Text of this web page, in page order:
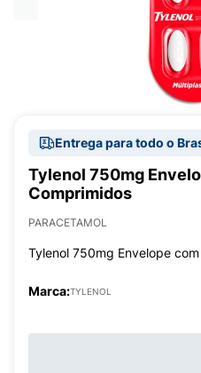
Entrega para todo o
Tylenol 750mg
Comprimidos
PARACETAMOL
Tylenol 750mg Envelope
Marca:TYLENOL